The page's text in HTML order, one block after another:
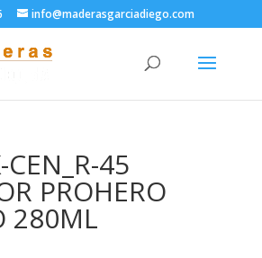
info@maderasgarciadiego.com
45
PROHERO
280ML